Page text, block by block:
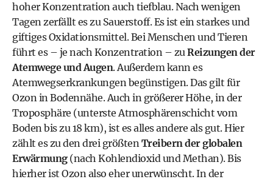
hoher Konzentration auch tiefblau. Nach wenigen
Tagen zerfällt es zu Sauerstoff. Es ist ein starkes und
giftiges Oxidationsmittel. Bei Menschen und Tieren
führt es – je nach Konzentration – zuReizungen der
Atemwege und Augen. Außerdem kann es
Atemwegserkrankungen begünstigen. Das gilt für
Ozon in Bodennähe. Auch in größerer Höhe, in der
Troposphäre (unterste Atmosphärenschicht vom
Boden bis zu 18 km), ist es alles andere als gut. Hier
zählt es zu den drei größtenTreibern der globalen
Erwärmung(nach Kohlendioxid und Methan). Bis
hierher ist Ozon also eher unerwünscht. In der